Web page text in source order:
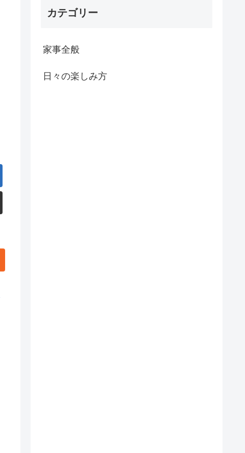
カテゴリー
家事全般
日々の楽しみ方